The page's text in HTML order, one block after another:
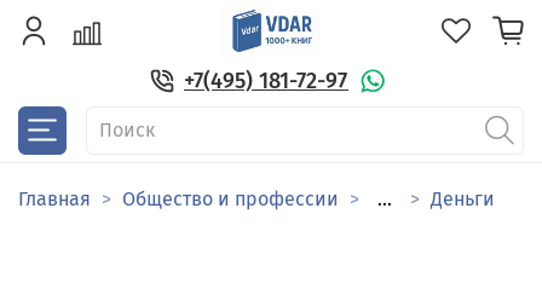
+7(495) 181-72-97
Главная Общество и профессии ... Деньги